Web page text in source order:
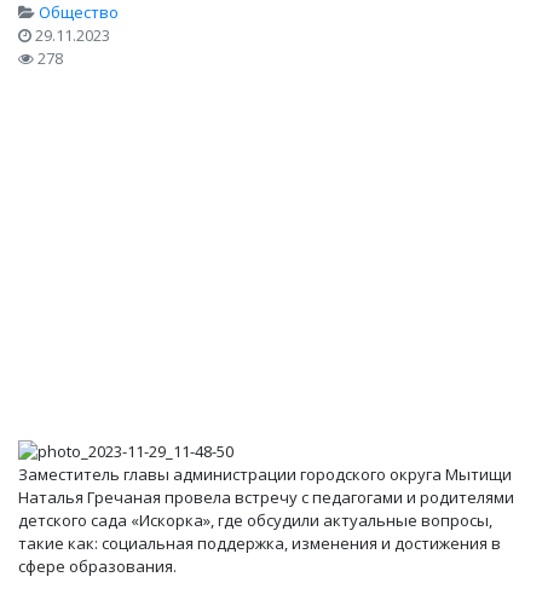
Общество
29.11.2023
278
Заместитель главы администрации городского округа Мытищи
Наталья Гречаная провела встречу с педагогами и родителями
детского сада «Искорка», где обсудили актуальные вопросы,
такие как: социальная поддержка, изменения и достижения в
сфере образования.